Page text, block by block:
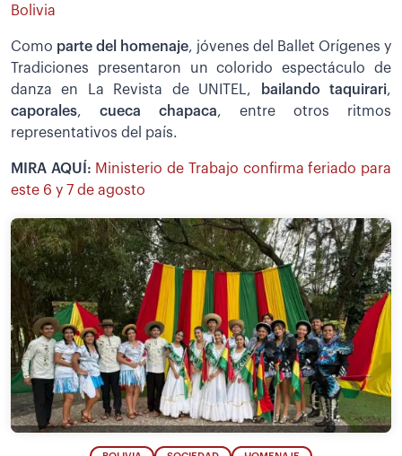
Bolivia
Como parte del homenaje, jóvenes del Ballet Orígenes y
Tradiciones presentaron un colorido espectáculo de
danza en La Revista de UNITEL,
bailando taquirari,
caporales, cueca chapaca, entre otros ritmos
representativos del país.
MIRA AQUÍ: Ministerio de Trabajo confirma feriado para
este 6 y 7 de agosto